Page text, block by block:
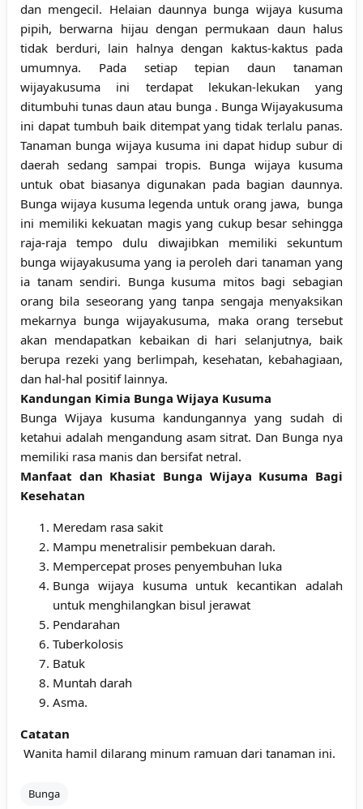
dan mengecil. Helaian daunnya bunga wijaya kusuma
pipih, berwarna hijau dengan permukaan daun halus
tidak berduri, lain halnya dengan kaktus-kaktus pada
umumnya. Pada setiap tepian daun tanaman
wijayakusuma ini terdapat lekukan-lekukan yang
ditumbuhi tunas daun atau bunga . Bunga Wijayakusuma
ini dapat tumbuh baik ditempat yang tidak terlalu panas.
Tanaman bunga wijaya kusuma ini dapat hidup subur di
daerah sedang sampai tropis. Bunga wijaya kusuma
untuk obat biasanya digunakan pada bagian daunnya.
Bunga wijaya kusumalegenda untuk orang jawa, bunga
ini memiliki kekuatan magis yang cukup besar sehingga
raja-raja tempo dulu diwajibkan memiliki sekuntum
bunga wijayakusuma yang ia peroleh dari tanaman yang
ia tanam sendiri. Bunga kusuma mitos bagi sebagian
orang bila seseorang yang tanpa sengaja menyaksikan
mekarnya bunga wijayakusuma, maka orang tersebut
akan mendapatkan kebaikan di hari selanjutnya, baik
berupa rezeki yang berlimpah, kesehatan, kebahagiaan,
dan hal-hal positif lainnya.
Kandungan Kimia Bunga Wijaya Kusuma
Bunga Wijaya kusuma kandungannya yang sudah di
ketahui adalah mengandung asam sitrat. Dan Bunga nya
memiliki rasa manis dan bersifat netral.
Manfaat dan Khasiat Bunga Wijaya Kusuma Bagi
Kesehatan
Meredam rasa sakit
Mampu menetralisir pembekuan darah.
Mempercepat proses penyembuhan luka
Bunga wijaya kusumauntuk kecantikan adalah
untuk menghilangkan bisul jerawat
Pendarahan
Tuberkolosis
Batuk
Muntah darah
Asma.
Catatan
Wanita hamil dilarang minum ramuan dari tanaman ini.
Bunga